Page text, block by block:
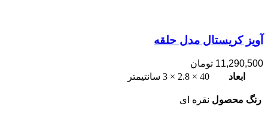
آویز کریستال مدل حلقه
11,290,500 تومان
ابعاد
40 × 2.8 × 3 سانتیمتر
رنگ محصول نقره ای